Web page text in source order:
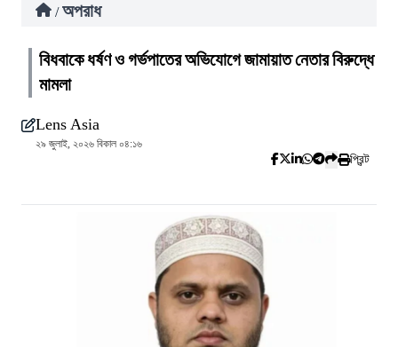
/ অপরাধ
বিধবাকে ধর্ষণ ও গর্ভপাতের অভিযোগে জামায়াত নেতার বিরুদ্ধে
মামলা
Lens Asia
২৯ জুলাই, ২০২৬ বিকাল ০৪:১৬
প্রিন্ট